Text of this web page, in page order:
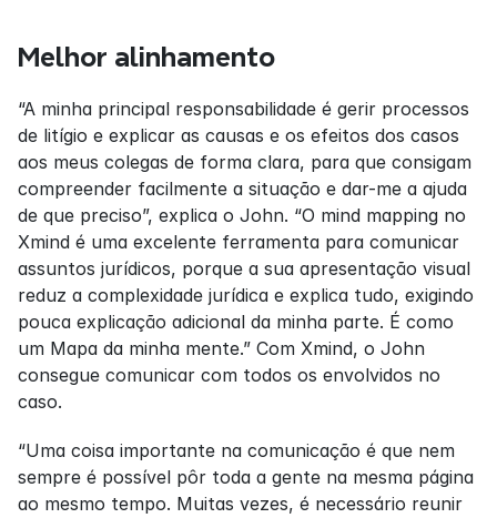
Melhor alinhamento
“A minha principal responsabilidade é gerir processos
de litígio e explicar as causas e os efeitos dos casos
aos meus colegas de forma clara, para que consigam
compreender facilmente a situação e dar-me a ajuda
de que preciso”, explica o John. “O mind mapping no
Xmind é uma excelente ferramenta para comunicar
assuntos jurídicos, porque a sua apresentação visual
reduz a complexidade jurídica e explica tudo, exigindo
pouca explicação adicional da minha parte. É como
um Mapa da minha mente.” Com Xmind, o John
consegue comunicar com todos os envolvidos no
caso.
“Uma coisa importante na comunicação é que nem
sempre é possível pôr toda a gente na mesma página
ao mesmo tempo. Muitas vezes, é necessário reunir